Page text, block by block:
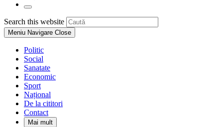
Toggle
website
search
Search this website
Escape
Meniu Navigare Close
Politic
Social
Sanatate
Economic
Sport
Național
De la cititori
Contact
Mai mult